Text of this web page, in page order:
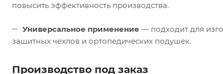
повысить эффективность производства.
Универсальное применение — подходит для
защитных чехлов и ортопедических подушек.
Производство под заказ